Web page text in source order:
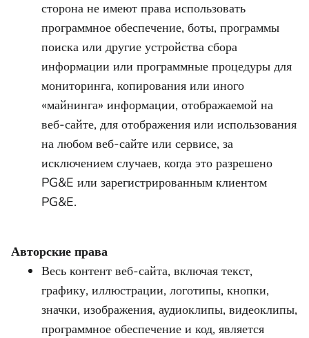
сторона не имеют права использовать
программное обеспечение, боты, программы
поиска или другие устройства сбора
информации или программные процедуры для
мониторинга, копирования или иного
«майнинга» информации, отображаемой на
веб-сайте, для отображения или использования
на любом веб-сайте или сервисе, за
исключением случаев, когда это разрешено
PG&E или зарегистрированным клиентом
PG&E.
Авторские права
Весь контент веб-сайта, включая текст,
графику, иллюстрации, логотипы, кнопки,
значки, изображения, аудиоклипы, видеоклипы,
программное обеспечение и код, является